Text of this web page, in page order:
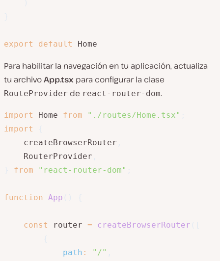
export default Home
Para habilitar la navegación en tu aplicación, actualiza
tu archivoApp.tsx para configurar la clase
RouteProvider de react-router-dom.
import Home from "./routes/Home.tsx"
import
    createBrowserRouter
    RouterProvider
from "react-router-dom"
function App
const router = createBrowserRouter
path : "/"